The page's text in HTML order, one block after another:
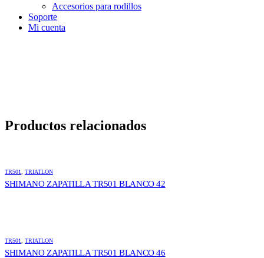
Accesorios para rodillos
Soporte
Mi cuenta
Productos relacionados
TR501 TRIATLON
SHIMANO ZAPATILLA TR501 BLANCO 42
TR501 TRIATLON
SHIMANO ZAPATILLA TR501 BLANCO 46